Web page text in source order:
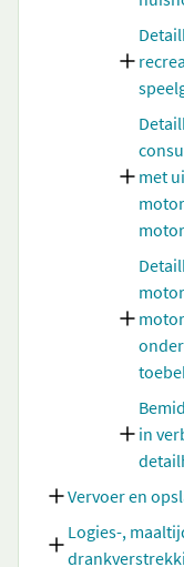
met
in
Vervoer en
Logies-,